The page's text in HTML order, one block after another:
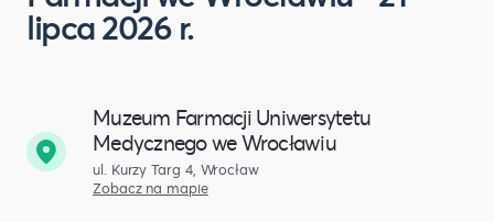
lipca 2026 r.
Muzeum Farmacji Uniwersytetu
Medycznego we Wrocławiu
ul. Kurzy Targ 4, Wrocław
Zobacz na mapie